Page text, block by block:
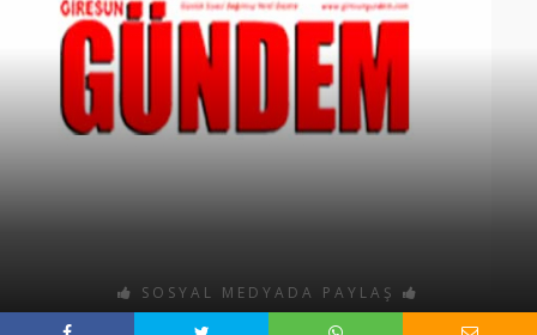
HARUN CİCİ: VİDEOYU GÖRÜNCE GÖZLERİM DOLDU
SOSYAL MEDYADA PAYLAŞ